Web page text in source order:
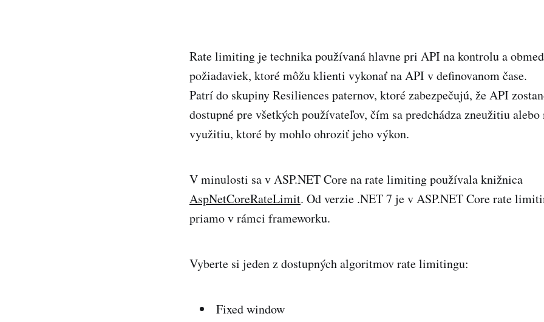
Rate limiting je technika používaná hlavne pri API na kontrolu a
požiadaviek, ktoré môžu klienti vykonať na API v definovanom čase.
Patrí do skupiny Resiliences paternov, ktoré zabezpečujú, že API
dostupné pre všetkých používateľov, čím sa predchádza zneužitiu alebo
využitiu, ktoré by mohlo ohroziť jeho výkon.
V minulosti sa v ASP.NET Core na rate limiting používala knižnica
AspNetCoreRateLimit. Od verzie .NET 7 je v ASP.NET Core rate
priamo v rámci frameworku.
Vyberte si jeden z dostupných algoritmov rate limitingu:
Fixed window